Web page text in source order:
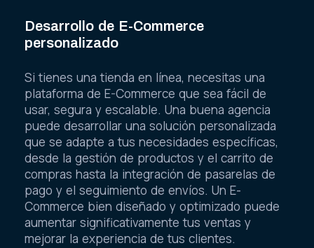
Desarrollo de E-Commerce
personalizado
Si tienes una tienda en línea, necesitas una
plataforma de E-Commerce que sea fácil de
usar, segura y escalable. Una buena agencia
puede desarrollar una solución personalizada
que se adapte a tus necesidades específicas,
desde la gestión de productos y el carrito de
compras hasta la integración de pasarelas de
pago y el seguimiento de envíos. Un E-
Commerce bien diseñado y optimizado puede
aumentar significativamente tus ventas y
mejorar la experiencia de tus clientes.